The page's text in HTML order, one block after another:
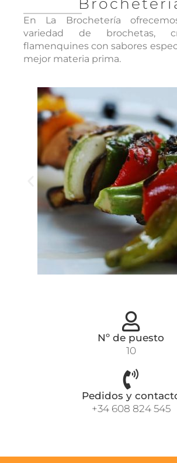
En La Brochetería
variedad de brochetas,
flamenquines con sabores
mejor materia prima.
Nº de puesto
10
Pedidos y
+34 608 824 545